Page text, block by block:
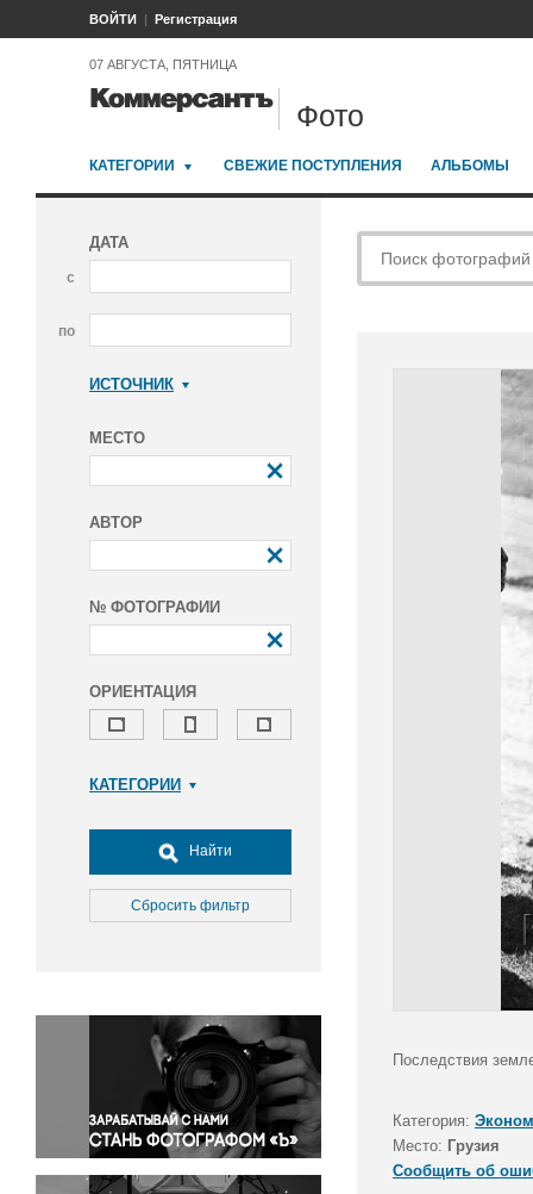
ВОЙТИ Регистрация
07 АВГУСТА, ПЯТНИЦА
Фото
КАТЕГОРИИ СВЕЖИЕ ПОСТУПЛЕНИЯ АЛЬБОМЫ
ДАТА
с
по
ИСТОЧНИК
МЕСТО
АВТОР
№ ФОТОГРАФИИ
ОРИЕНТАЦИЯ
КАТЕГОРИИ
Досуг, туризм и отдых
Культура
Медицина
Окружающая среда
Политика
Правосудие
Происшествия и конфликты
Религия
Светская жизнь
Найти
Сбросить фильтр
Последствия
Категория:
Место: Грузия
Сообщить об